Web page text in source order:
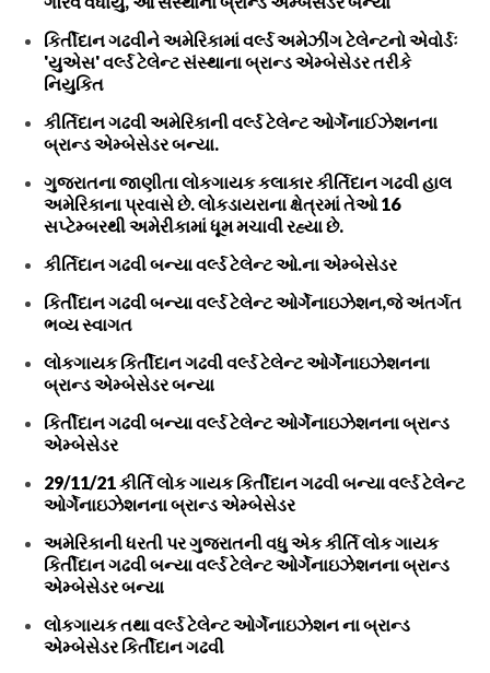
કિર્તીદાન ગઢવીને અમેરિકામાં વર્લ્ડ અમેઝીંગ ટેલેન્ટનો એવોર્ડઃ
'યુએસ' વર્લ્ડ ટેલેન્ટ સંસ્થાના બ્રાન્ડ એમ્બેસેડર તરીકે
નિયુકિત
કીર્તિદાન ગઢવી અમેરિકાની વર્લ્ડ ટેલેન્ટ ઓર્ગેનાઈઝેશનના
બ્રાન્ડ એમ્બેસેડર બન્યા.
ગુજરાતના જાણીતા લોકગાયક કલાકાર કીર્તિદાન ગઢવી હાલ
અમેરિકાના પ્રવાસે છે. લોકડાયરાના ક્ષેત્રમાં તેઓ 16
સપ્ટેમ્બરથી અમેરીકામાં ધૂમ મચાવી રહ્યા છે.
કીર્તિદાન ગઢવી બન્યા વર્લ્ડ ટેલેન્ટ ઓ.ના એમ્બેસેડર
કિર્તીદાન ગઢવી બન્યા વર્લ્ડ ટેલેન્ટ ઓર્ગેનાઇઝેશન,જે અંતર્ગત
ભવ્ય સ્વાગત
લોકગાયક કિર્તીદાન ગઢવી વર્લ્ડ ટેલેન્ટ ઓર્ગેનાઇઝેશનના
બ્રાન્ડ એમ્બેસેડર બન્યા
કિર્તીદાન ગઢવી બન્યા વર્લ્ડ ટેલેન્ટ ઓર્ગેનાઇઝેશનના બ્રાન્ડ
એમ્બેસેડર
29/11/21 કીર્તિ લોક ગાયક કિર્તીદાન ગઢવી બન્યા વર્લ્ડ ટેલેન્ટ
ઓર્ગેનાઇઝેશનના બ્રાન્ડ એમ્બેસેડર
અમેરિકાની ધરતી પર ગુજરાતની વધુ એક કીર્તિ લોક ગાયક
કિર્તીદાન ગઢવી બન્યા વર્લ્ડ ટેલેન્ટ ઓર્ગેનાઇઝેશનના બ્રાન્ડ
એમ્બેસેડર બન્યા
લોકગાયક તથા વર્લ્ડ ટેલેન્ટ ઓર્ગેનાઇઝેશન ના બ્રાન્ડ
એમ્બેસેડર કિર્તીદાન ગઢવી